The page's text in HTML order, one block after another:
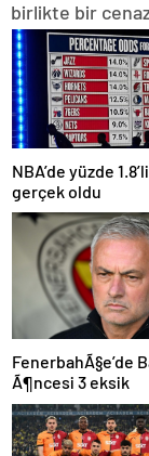
birlikte bir
NBA’de yüzde
gerçek oldu
FenerbahÃ§e’de
Ã¶ncesi 3 eksik